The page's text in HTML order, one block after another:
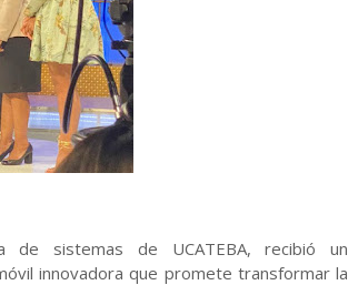
de sistemas de UCATEBA, recibió un
innovadora que promete transformar la